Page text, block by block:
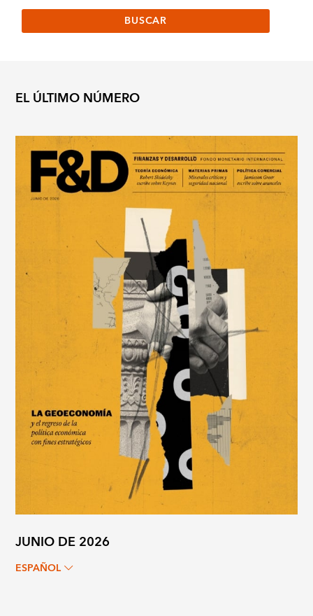
EL ÚLTIMO NÚMERO
JUNIO DE 2026
ESPAÑOL